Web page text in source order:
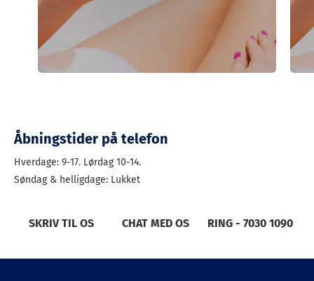
Åbningstider på telefon
Hverdage: 9-17. Lørdag 10-14.
Søndag & helligdage: Lukket
SKRIV TIL OS CHAT MED OS RING - 7030 1090